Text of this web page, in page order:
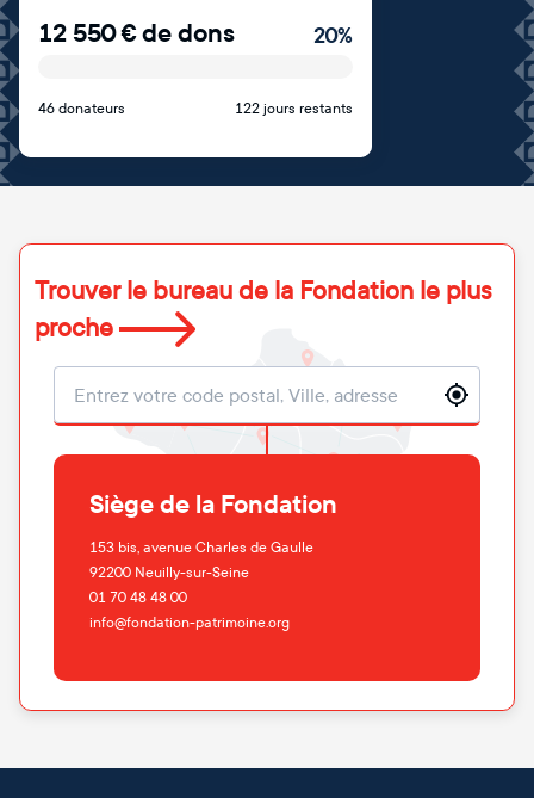
12 550€de dons 20%
46 donateurs 122 jours restants
Trouver le bureau de la Fondation le plus
proche
Localisation
Siège de la Fondation
153 bis, avenue Charles de Gaulle
92200 Neuilly-sur-Seine
01 70 48 48 00
info@fondation-patrimoine.org